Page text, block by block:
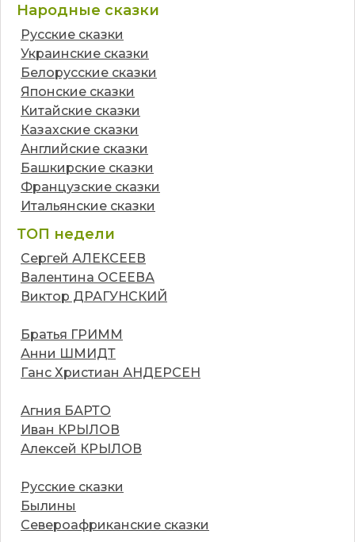
Народные сказки
Русские сказки
Украинские сказки
Белорусские сказки
Японские сказки
Китайские сказки
Казахские сказки
Английские сказки
Башкирские сказки
Французские сказки
Итальянские сказки
ТОП недели
Сергей АЛЕКСЕЕВ
Валентина ОСЕЕВА
Виктор ДРАГУНСКИЙ
Братья ГРИММ
Анни ШМИДТ
Ганс Христиан АНДЕРСЕН
Агния БАРТО
Иван КРЫЛОВ
Алексей КРЫЛОВ
Русские сказки
Былины
Североафриканские сказки